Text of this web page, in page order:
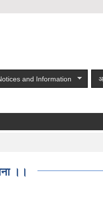
and Information
।।